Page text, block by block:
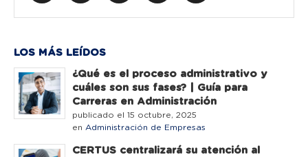
LOS MÁS LEÍDOS
¿Qué es el proceso administrativo y
cuáles son sus fases? | Guía para
Carreras en Administración
publicado el 15 octubre, 2025
en Administración de Empresas
CERTUS centralizará su atención al